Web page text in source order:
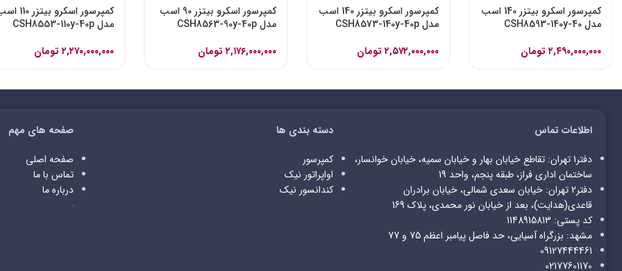
کمپرسور اسکرو بیتزر 140 اسب
مدل CSH8593-140y-40
۲,۴۹۰,۰۰۰,۰۰۰ تومان
کمپرسور اسکرو بیتزر 140 اسب
مدل CSH8573-140y-40p
۲,۵۷۲,۰۰۰,۰۰۰ تومان
کمپرسور اسکرو بیتزر 90 اسب
مدل CSH8563-90y-40p
۲,۱۷۶,۰۰۰,۰۰۰ تومان
کمپرسور اسکرو
مدل CSH8553-110y-40p
۲,۲۷۰,۰۰۰,۰۰۰ تومان
اطلاعات تماس
دفتر1 تهران: تقاطع خیابان بهار و خیابان سمیه، خیابان خوانسار،
ساختمان اداری فراز، طبقه پنجم، واحد 19
دفتر2 تهران: خیابان سعدی شمالی، خیابان برادران
قاعدی(هدایت)، بعد از خیابان نور محمدی، پلاک 169
کد پستی: 1148915813
مشهد: بزرگراه آسیایی، حد فاصل پیامبر اعظم 75 و 77
09127444461
02177601170
دسته بندی ها
کمپرسور
اواپراتور نیک
کندانسور نیک
صفحه های مهم
صفحه اصلی
تماس با ما
درباره ما